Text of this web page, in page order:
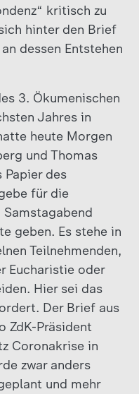
kritisch zu
hinter den Brief
dessen Entstehen
3. Ökumenischen
Jahres in
heute Morgen
und Thomas
des
für die
Samstagabend
geben. Es stehe in
Teilnehmenden,
Eucharistie oder
Hier sei das
Der Brief aus
ZdK-Präsident
Coronakrise in
zwar anders
und mehr